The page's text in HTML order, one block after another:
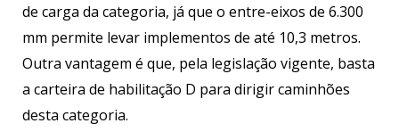
de carga da categoria, já que o entre-eixos de 6.300
mm permite levar implementos de até 10,3 metros.
Outra vantagem é que, pela legislação vigente, basta
a carteira de habilitação D para dirigir caminhões
desta categoria.